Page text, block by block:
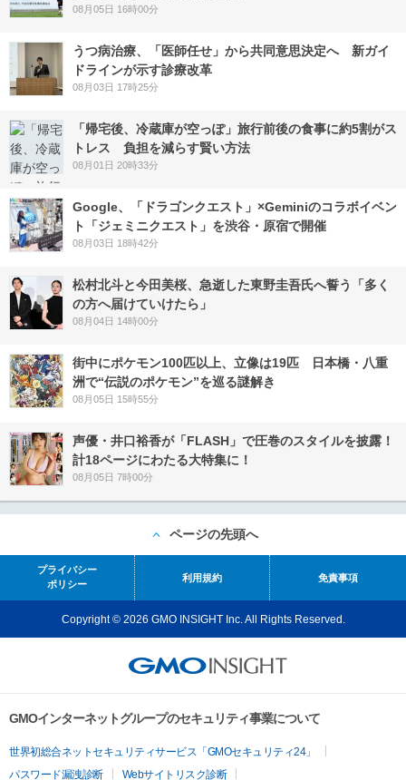
08月05日 16時00分
うつ病治療、「医師任せ」から共同意思決定へ 新ガイ
ドラインが示す診療改革
08月03日 17時25分
「帰宅後、冷蔵庫が空っぽ」旅行前後の食事に約5割がス
トレス 負担を減らす賢い方法
08月01日 20時33分
Google、「ドラゴンクエスト」×Geminiのコラボイベン
ト「ジェミニクエスト」を渋谷・原宿で開催
08月03日 18時42分
松村北斗と今田美桜、急逝した東野圭吾氏へ誓う「多く
の方へ届けていけたら」
08月04日 14時00分
街中にポケモン100匹以上、立像は19匹 日本橋・八重
洲で“伝説のポケモン”を巡る謎解き
08月05日 15時55分
声優・井口裕香が「FLASH」で圧巻のスタイルを披露！
計18ページにわたる大特集に！
08月05日 7時00分
ページの先頭へ
プライバシー
ポリシー
利用規約 免責事項
Copyright © 2026 GMO INSIGHT Inc. All Rights Reserved.
GMOインターネットグループのセキュリティ事業について
世界初総合ネットセキュリティサービス「GMOセキュリティ24」
パスワード漏洩診断
Webサイトリスク診断